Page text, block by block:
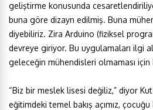
geliştirme konusunda
buna göre dizayn edilmiş. Buna
diyebiliriz. Zira Arduino (fiziksel
devreye giriyor. Bu uygulamaları ilgi
geleceğin mühendisleri olmaması
“Biz bir meslek lisesi değiliz,” diyor
eğitimdeki temel bakış açımız,